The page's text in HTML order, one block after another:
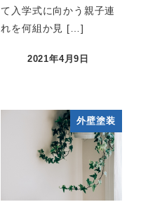
て入学式に向かう親子連
れを何組か見 […]
2021年4月9日
外壁塗装